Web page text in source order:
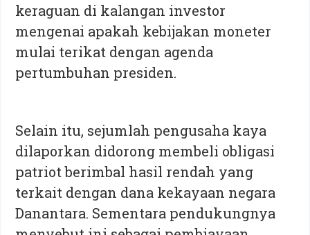
keraguan di kalangan investor
mengenai apakah kebijakan moneter
mulai terikat dengan agenda
pertumbuhan presiden.
Selain itu, sejumlah pengusaha kaya
dilaporkan didorong membeli obligasi
patriot berimbal hasil rendah yang
terkait dengan dana kekayaan negara
Danantara. Sementara pendukungnya